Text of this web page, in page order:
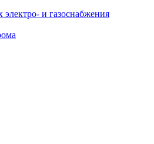
и газоснабжения